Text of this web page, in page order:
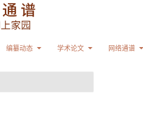
编纂动态 学术论文 网络通谱